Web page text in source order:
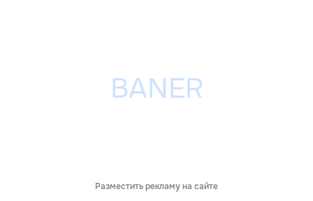
Разместить рекламу на сайте